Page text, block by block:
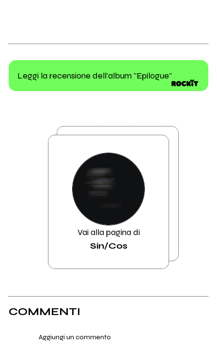
Leggi la recensione dell'album "Epilogue"
Vai alla pagina di
Sin/Cos
COMMENTI
Aggiungi un commento